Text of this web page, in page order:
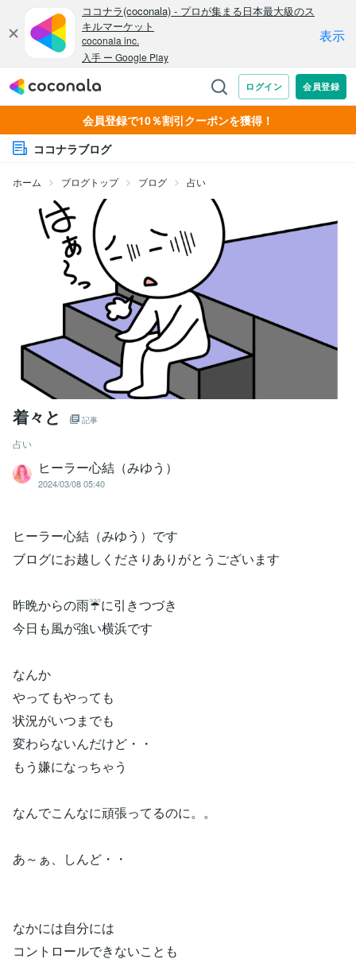
会員登録で10％割引クーポンを獲得！
ココナラブログ
ホーム ブログトップ ブログ 占い
着々と 記事
占い
ヒーラー心結（みゆう）
2024/03/08 05:40
ヒーラー心結（みゆう）です
ブログにお越しくださりありがとうございます
昨晩からの雨☔に引きつづき
今日も風が強い横浜です
なんか
やってもやっても
状況がいつまでも
変わらないんだけど・・
もう嫌になっちゃう
なんでこんなに頑張ってるのに。。
あ～ぁ、しんど・・
なかには自分には
コントロールできないことも